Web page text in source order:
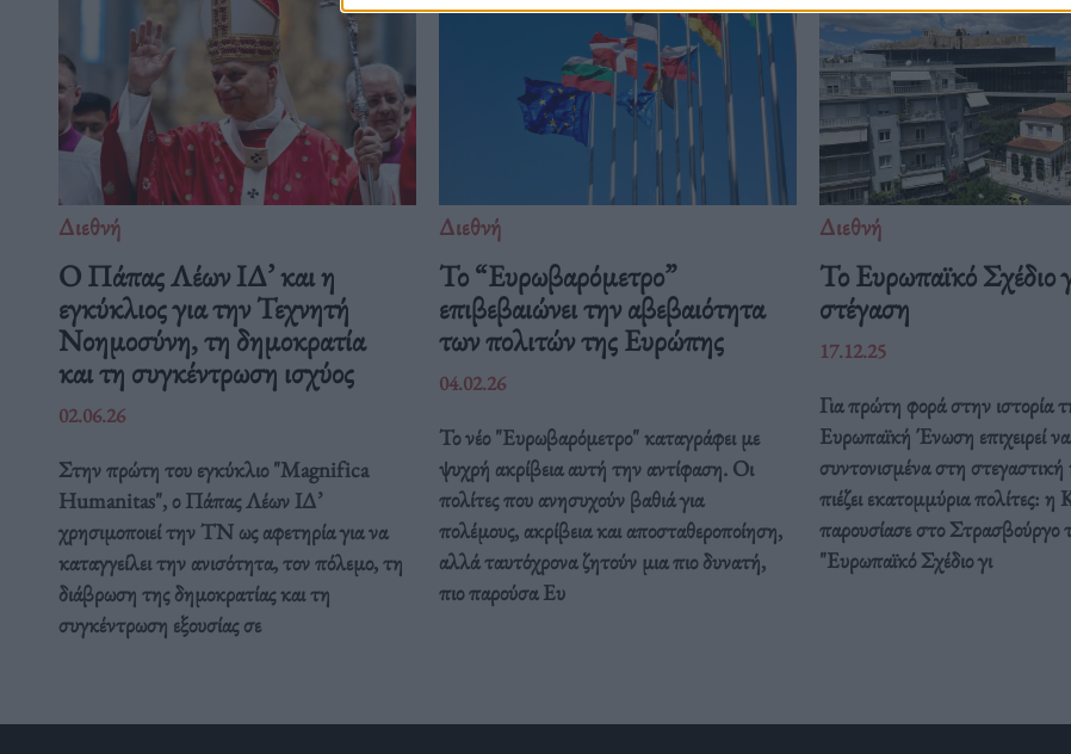
Διεθνή
Ο Πάπας Λέων ΙΔ’ και η
εγκύκλιος για την Τεχνητή
Νοημοσύνη, τη δημοκρατία
και τη συγκέντρωση ισχύος
02.06.26
Στην πρώτη του εγκύκλιο "Magnifica
Humanitas", ο Πάπας Λέων ΙΔ’
χρησιμοποιεί την ΤΝ ως αφετηρία για να
καταγγείλει την ανισότητα, τον πόλεμο, τη
διάβρωση της δημοκρατίας και τη
συγκέντρωση εξουσίας σε
Διεθνή
Το “Ευρωβαρόμετρο”
επιβεβαιώνει την αβεβαιότητα
των πολιτών της Ευρώπης
04.02.26
Το νέο "Ευρωβαρόμετρο" καταγράφει με
ψυχρή ακρίβεια αυτή την αντίφαση. Oι
πολίτες που ανησυχούν βαθιά για
πολέμους, ακρίβεια και αποσταθεροποίηση,
αλλά ταυτόχρονα ζητούν μια πιο δυνατή,
πιο παρούσα Ευ
Διεθνή
Το Ευρωπαϊκό Σχέδιο
στέγαση
17.12.25
Για πρώτη φορά στην ιστορία
Ευρωπαϊκή Ένωση επιχειρεί
συντονισμένα στη
πιέζει εκατομμύρια πολίτες: η
παρουσίασε στο Στρασβούργο
"Ευρωπαϊκό Σχέδιο γι